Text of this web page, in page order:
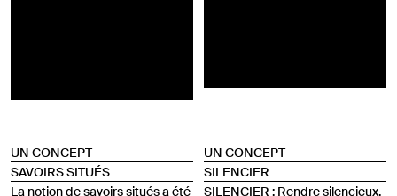
UN CONCEPT
SAVOIRS SITUÉS
La notion de savoirs situés a été
UN CONCEPT
SILENCIER
SILENCIER : Rendre silencieux,